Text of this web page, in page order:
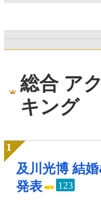
総合 ア
キング
及川光博 結
発表
123